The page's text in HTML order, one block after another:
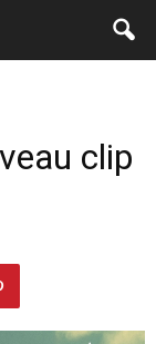
clip